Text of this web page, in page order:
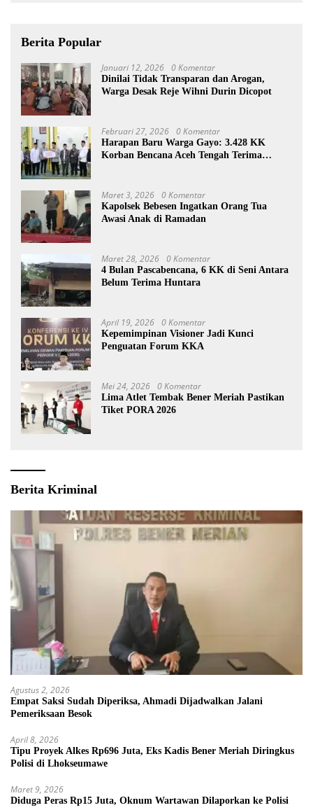
Berita Popular
Januari 12, 2026 0 Komentar
Dinilai Tidak Transparan dan Arogan,
Warga Desak Reje Wihni Durin Dicopot
Februari 27, 2026 0 Komentar
Harapan Baru Warga Gayo: 3.428 KK
Korban Bencana Aceh Tengah Terima
Maret 3, 2026 0 Komentar
Kapolsek Bebesen Ingatkan Orang Tua
Awasi Anak di Ramadan
Maret 28, 2026 0 Komentar
4 Bulan Pascabencana, 6 KK di Seni Antara
Belum Terima Huntara
April 19, 2026 0 Komentar
Kepemimpinan Visioner Jadi Kunci
Penguatan Forum KKA
Mei 24, 2026 0 Komentar
Lima Atlet Tembak Bener Meriah Pastikan
Tiket PORA 2026
Berita Kriminal
Agustus 2, 2026
Empat Saksi Sudah Diperiksa, Ahmadi Dijadwalkan Jalani
Pemeriksaan Besok
April 8, 2026
Tipu Proyek Alkes Rp696 Juta, Eks Kadis Bener Meriah Diringkus
Polisi di Lhokseumawe
Maret 9, 2026
Diduga Peras Rp15 Juta, Oknum Wartawan Dilaporkan ke Polisi